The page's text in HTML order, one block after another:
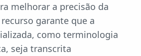
melhorar a precisão da
garante que a
como terminologia
seja transcrita